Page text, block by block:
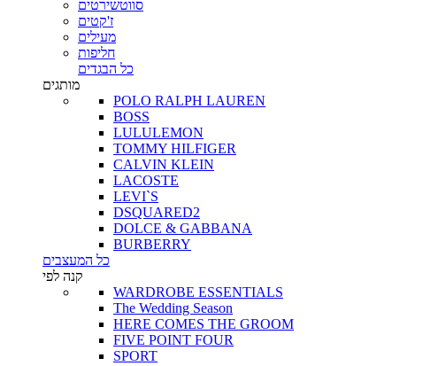
סווטשירטים
ז'קטים
מעילים
חליפות
כל הבגדים
מותגים
POLO RALPH LAUREN
BOSS
LULULEMON
TOMMY HILFIGER
CALVIN KLEIN
LACOSTE
LEVI`S
DSQUARED2
DOLCE & GABBANA
BURBERRY
כל המעצבים
קנה לפי
WARDROBE ESSENTIALS
The Wedding Season
HERE COMES THE GROOM
FIVE POINT FOUR
SPORT